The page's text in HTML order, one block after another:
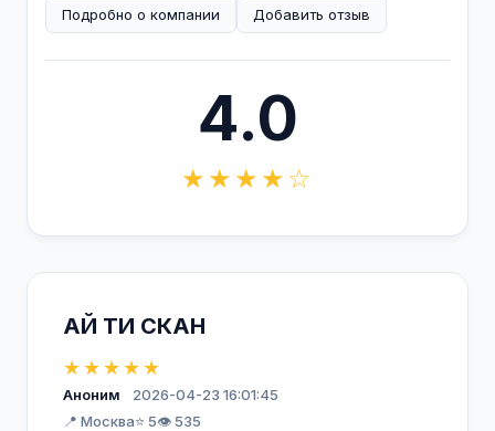
Подробно о компании Добавить отзыв
4.0
★★★★☆
АЙ ТИ СКАН
★★★★★
Аноним
2026-04-23 16:01:45
📍 Москва⭐ 5👁️ 535